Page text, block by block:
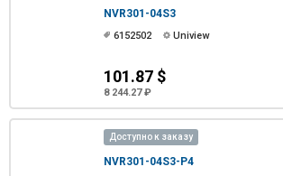
NVR301-04S3
6152502 Uniview
101.87 $
8 244.27 ₽
Доступно к заказу
NVR301-04S3-P4